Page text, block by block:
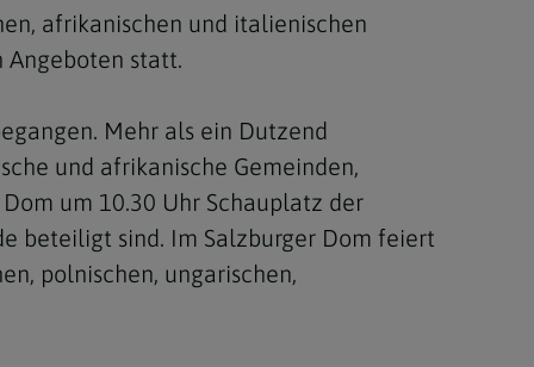
afrikanischen und italienischen
Angeboten statt.
Mehr als ein Dutzend
und afrikanische Gemeinden,
um 10.30 Uhr Schauplatz der
beteiligt sind. Im Salzburger Dom feiert
polnischen, ungarischen,